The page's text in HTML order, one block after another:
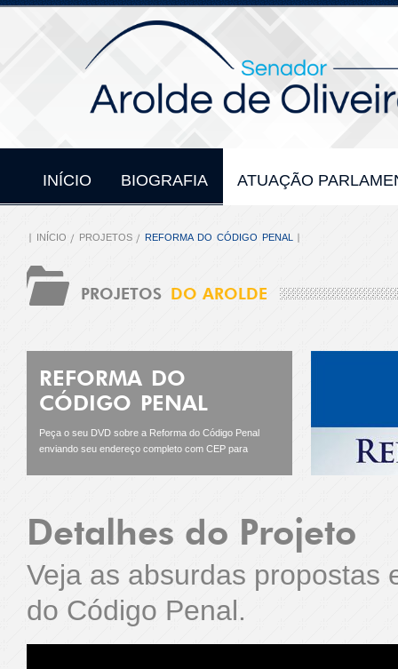
INÍCIO BIOGRAFIA ATUAÇÃO
INÍCIO PROJETOS REFORMA DO CÓDIGO PENAL
PROJETOS DO AROLDE
REFORMA DO
CÓDIGO PENAL
Peça o seu DVD sobre a Reforma do Código Penal
enviando seu endereço completo com CEP para
Detalhes do Projeto
Veja as absurdas propostas
do Código Penal.